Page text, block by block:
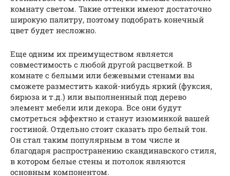
комнату светом. Такие оттенки имеют достаточно
широкую палитру, поэтому подобрать конечный
цвет будет несложно.
Еще одним их преимуществом является
совместимость с любой другой расцветкой. В
комнате с белыми или бежевыми стенами вы
сможете разместить какой-нибудь яркий (фуксия,
бирюза и т.д.) или выполненный под дерево
элемент мебели или декора. Все они будут
смотреться эффектно и станут изюминкой вашей
гостиной. Отдельно стоит сказать про белый тон.
Он стал таким популярным в том числе и
благодаря распространению скандинавского стиля,
в котором белые стены и потолок являются
основным компонентом.